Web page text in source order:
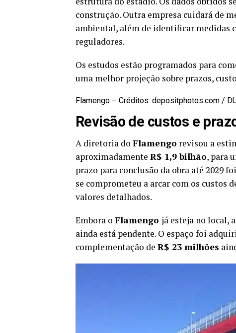
construção. Outra empresa cuidará de
ambiental, além de identificar medidas
reguladores.
Os estudos estão programados para
uma melhor projeção sobre prazos,
Flamengo – Créditos: depositphotos.com /
Revisão de custos e
A diretoria do Flamengo revisou a
aproximadamente R$ 1,9 bilhão, para
prazo para conclusão da obra até 2029
se comprometeu a arcar com os custos
valores detalhados.
Embora o Flamengo já esteja no local,
ainda está pendente. O espaço foi
complementação de R$ 23 milhões